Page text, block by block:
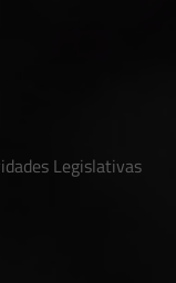
Legislativas